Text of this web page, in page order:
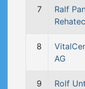
7
Ralf
8
AG
9
Rolf